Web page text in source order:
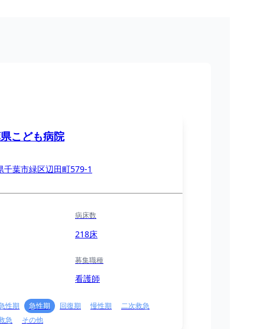
こども病院
千葉市緑区辺田町579-1
病床数
218床
募集職種
看護師
性期 急性期 回復期 慢性期
二次救急
急
その他